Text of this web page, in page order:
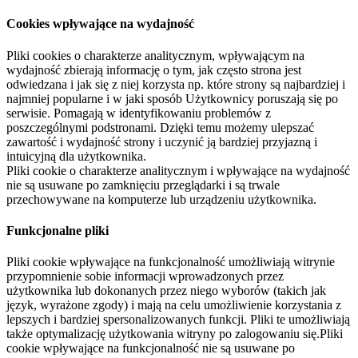
Cookies wpływające na wydajność
Pliki cookies o charakterze analitycznym, wpływającym na
wydajność zbierają informację o tym, jak często strona jest
odwiedzana i jak się z niej korzysta np. które strony są najbardziej i
najmniej popularne i w jaki sposób Użytkownicy poruszają się po
serwisie. Pomagają w identyfikowaniu problemów z
poszczególnymi podstronami. Dzięki temu możemy ulepszać
zawartość i wydajność strony i uczynić ją bardziej przyjazną i
intuicyjną dla użytkownika.
Pliki cookie o charakterze analitycznym i wpływające na wydajność
nie są usuwane po zamknięciu przeglądarki i są trwale
przechowywane na komputerze lub urządzeniu użytkownika.
Funkcjonalne pliki
Pliki cookie wpływające na funkcjonalność umożliwiają witrynie
przypomnienie sobie informacji wprowadzonych przez
użytkownika lub dokonanych przez niego wyborów (takich jak
język, wyrażone zgody) i mają na celu umożliwienie korzystania z
lepszych i bardziej spersonalizowanych funkcji. Pliki te umożliwiają
także optymalizację użytkowania witryny po zalogowaniu się.Pliki
cookie wpływające na funkcjonalność nie są usuwane po